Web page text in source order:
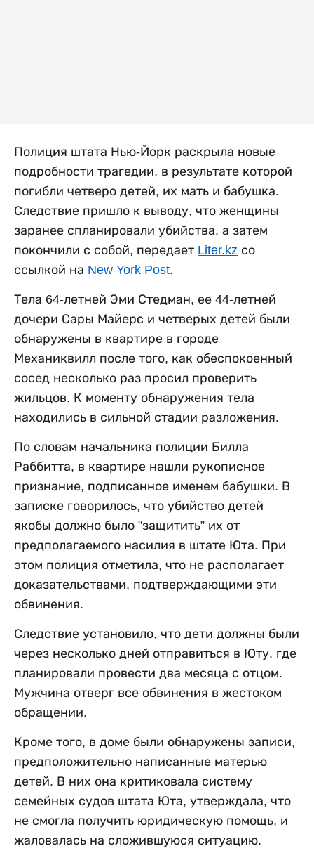
Полиция штата Нью-Йорк раскрыла новые
подробности трагедии, в результате которой
погибли четверо детей, их мать и бабушка.
Следствие пришло к выводу, что женщины
заранее спланировали убийства, а затем
покончили с собой, передает Liter.kz со
ссылкой на New York Post.
Тела 64-летней Эми Стедман, ее 44-летней
дочери Сары Майерс и четверых детей были
обнаружены в квартире в городе
Механиквилл после того, как обеспокоенный
сосед несколько раз просил проверить
жильцов. К моменту обнаружения тела
находились в сильной стадии разложения.
По словам начальника полиции Билла
Раббитта, в квартире нашли рукописное
признание, подписанное именем бабушки. В
записке говорилось, что убийство детей
якобы должно было "защитить” их от
предполагаемого насилия в штате Юта. При
этом полиция отметила, что не располагает
доказательствами, подтверждающими эти
обвинения.
Следствие установило, что дети должны были
через несколько дней отправиться в Юту, где
планировали провести два месяца с отцом.
Мужчина отверг все обвинения в жестоком
обращении.
Кроме того, в доме были обнаружены записи,
предположительно написанные матерью
детей. В них она критиковала систему
семейных судов штата Юта, утверждала, что
не смогла получить юридическую помощь, и
жаловалась на сложившуюся ситуацию.